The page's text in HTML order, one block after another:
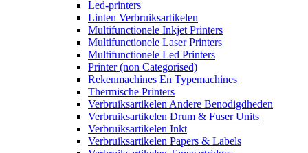
Led-printers
Linten Verbruiksartikelen
Multifunctionele Inkjet Printers
Multifunctionele Laser Printers
Multifunctionele Led Printers
Printer (non Categorised)
Rekenmachines En Typemachines
Thermische Printers
Verbruiksartikelen Andere Benodigdheden
Verbruiksartikelen Drum & Fuser Units
Verbruiksartikelen Inkt
Verbruiksartikelen Papers & Labels